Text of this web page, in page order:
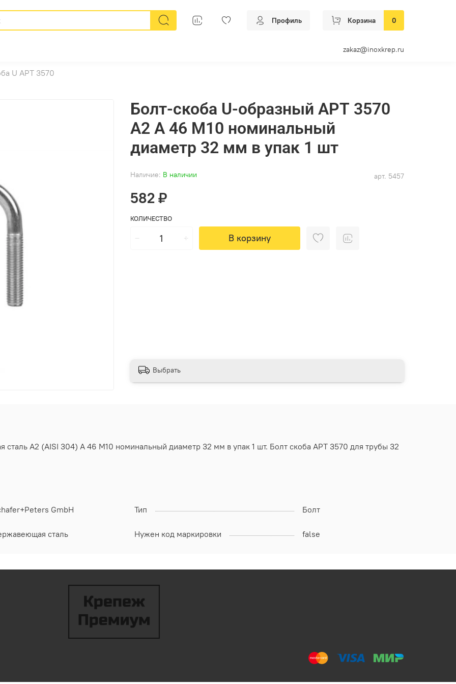
Профиль Корзина 0
zakaz@inoxkrep.ru
U АРТ 3570
арт. 5457
Наличие: В наличии
Болт-скоба U-образный АРТ 3570
А2 A 46 M10 номинальный
диаметр 32 мм в упак 1 шт
582 ₽
КОЛИЧЕСТВО
В корзину
Выбрать
А2 (AISI 304) A 46 M10 номинальный диаметр 32 мм в упак 1 шт. Болт скоба АРТ 3570 для трубы 32
GmbH Тип Болт
сталь Нужен код маркировки false